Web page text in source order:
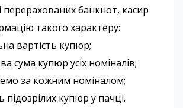
перерахованих банкнот, касир
такого характеру:
вартість купюр;
сума купюр усіх номіналів;
за кожним номіналом;
підозрілих купюр у пачці.